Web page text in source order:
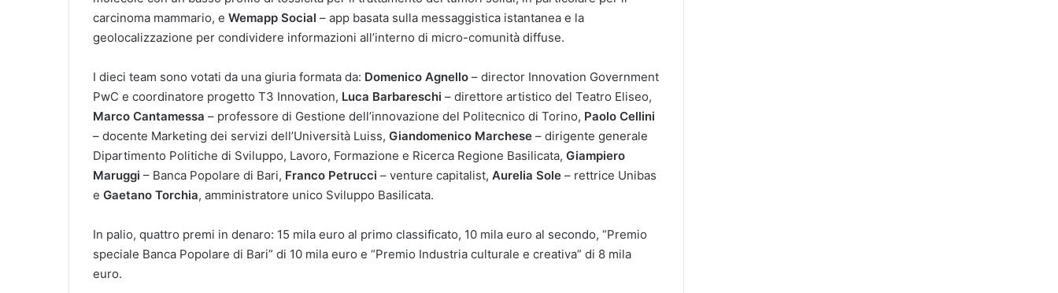
carcinoma mammario, e Wemapp Social – app basata sulla messaggistica istantanea e la
geolocalizzazione per condividere informazioni all’interno di micro-comunità diffuse.
I dieci team sono votati da una giuria formata da: Domenico Agnello – director Innovation Government
PwC e coordinatore progetto T3 Innovation, Luca Barbareschi – direttore artistico del Teatro Eliseo,
Marco Cantamessa – professore di Gestione dell’innovazione del Politecnico di Torino, Paolo Cellini
– docente Marketing dei servizi dell’Università Luiss, Giandomenico Marchese – dirigente generale
Dipartimento Politiche di Sviluppo, Lavoro, Formazione e Ricerca Regione Basilicata, Giampiero
Maruggi – Banca Popolare di Bari, Franco Petrucci – venture capitalist, Aurelia Sole – rettrice Unibas
e Gaetano Torchia, amministratore unico Sviluppo Basilicata.
In palio, quattro premi in denaro: 15 mila euro al primo classificato, 10 mila euro al secondo, “Premio
speciale Banca Popolare di Bari” di 10 mila euro e “Premio Industria culturale e creativa” di 8 mila
euro.